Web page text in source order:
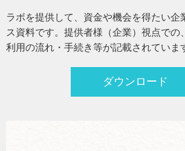
ラボを提供して、資金や機会を得たい企
ス資料です。提供者様（企業）視点での
利用の流れ・手続き等が記載されていま
ダウンロード